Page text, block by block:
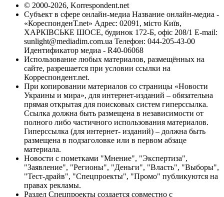
© 2000-2026, Korrespondent.net
Субъект в сфере онлайн-медиа Название онлайн-медиа -
«КореспонденТ.net» Адрес: 02091, місто Київ,
ХАРКІВСЬКЕ ШОСЕ, будинок 172-Б, офіс 208/1 E-mail:
sunlight@mediadim.com.ua Телефон: 044-205-43-00
Идентификатор медиа - R40-06068
Использование любых материалов, размещённых на
сайте, разрешается при условии ссылки на
Корреспондент.net.
При копировании материалов со страницы «Новости
Украины и мира», для интернет-изданий – обязательна
прямая открытая для поисковых систем гиперссылка.
Ссылка должна быть размещена в независимости от
полного либо частичного использования материалов.
Гиперссылка (для интернет- изданий) – должна быть
размещена в подзаголовке или в первом абзаце
материала.
Новости с пометками "Мнение", "Экспертиза",
"Заявление", "Регионы", "Деньги", "Власть", "Выборы",
"Тест-драйв", "Спецпроекты", "Промо" публикуются на
правах рекламы.
Раздел Спецпроекты создается совместно с